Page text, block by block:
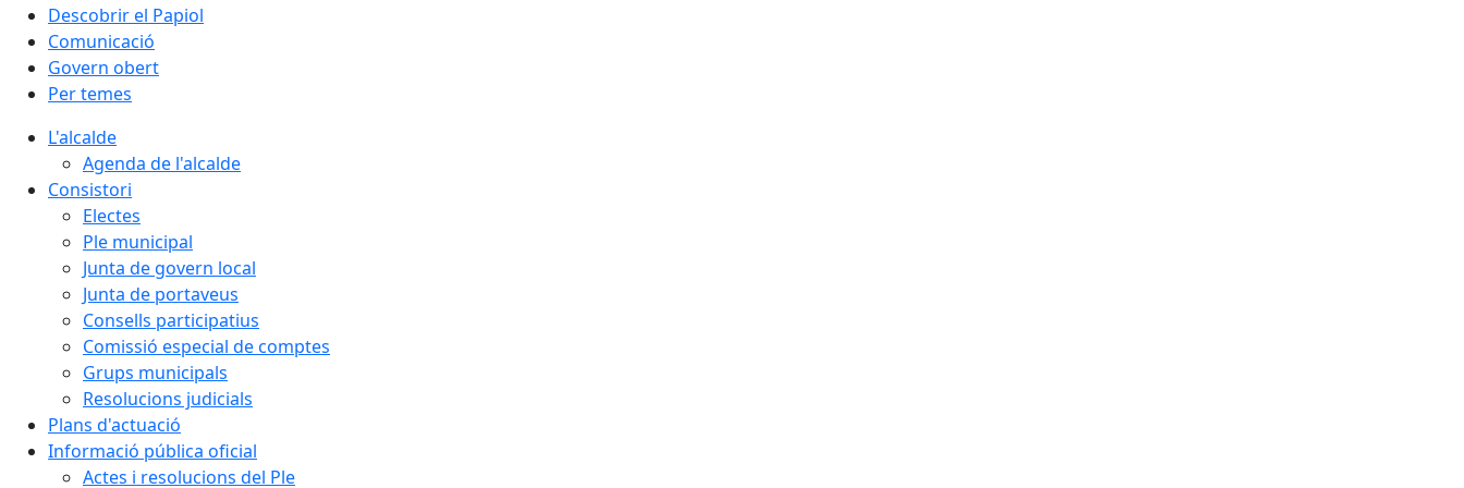
Descobrir el Papiol
Comunicació
Govern obert
Per temes
L'alcalde
Agenda de l'alcalde
Consistori
Electes
Ple municipal
Junta de govern local
Junta de portaveus
Consells participatius
Comissió especial de comptes
Grups municipals
Resolucions judicials
Plans d'actuació
Informació pública oficial
Actes i resolucions del Ple